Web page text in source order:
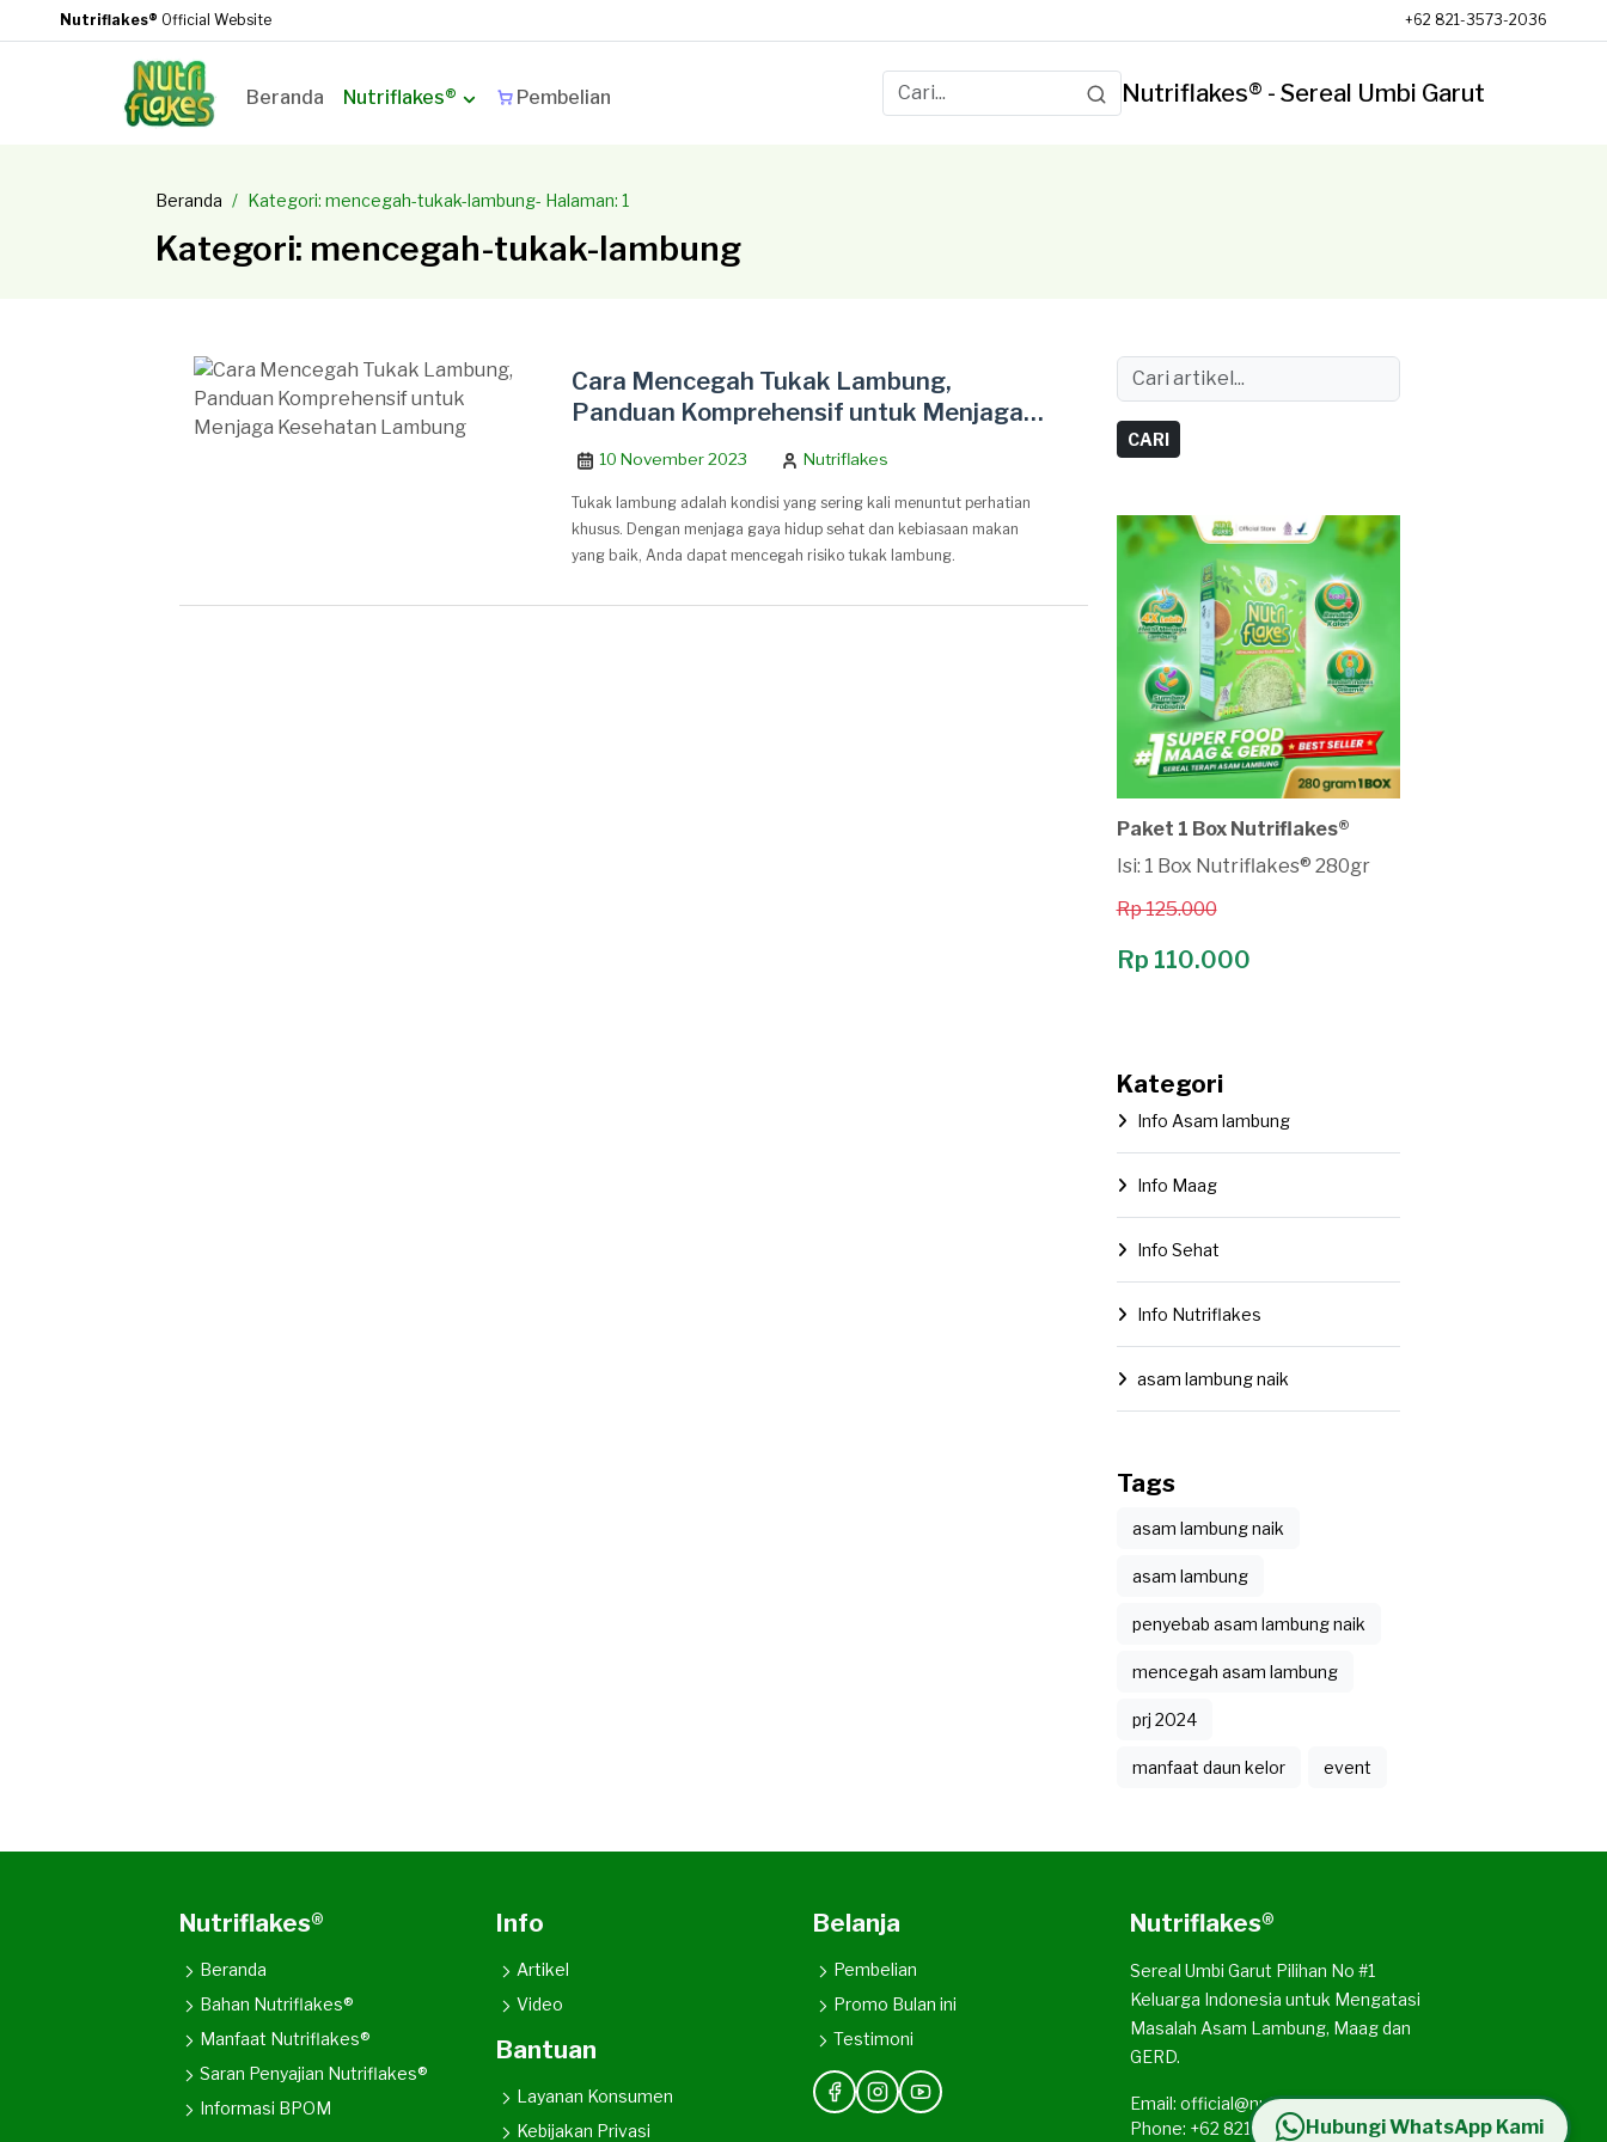
Nutriflakes® Official Website +62 821-3573-2036
Beranda Nutriflakes® Pembelian Nutriflakes® - Sereal Umbi Garut
Beranda Kategori: mencegah-tukak-lambung- Halaman: 1
Kategori: mencegah-tukak-lambung
Cara Mencegah Tukak Lambung,
Panduan Komprehensif untuk Menjaga
10 November 2023 Nutriflakes
Tukak lambung adalah kondisi yang sering kali menuntut perhatian
khusus. Dengan menjaga gaya hidup sehat dan kebiasaan makan
yang baik, Anda dapat mencegah risiko tukak lambung.
CARI
Paket 1 Box Nutriflakes®
Isi: 1 Box Nutriflakes® 280gr
Rp 125.000
Rp 110.000
Kategori
Info Asam lambung
Info Maag
Info Sehat
Info Nutriflakes
asam lambung naik
Tags
asam lambung naik
asam lambung
penyebab asam lambung naik
mencegah asam lambung
prj 2024
manfaat daun kelor event
Hubungi WhatsApp Kami
Nutriflakes®
Beranda
Bahan Nutriflakes®
Manfaat Nutriflakes®
Saran Penyajian Nutriflakes®
Informasi BPOM
Info
Artikel
Video
Bantuan
Layanan Konsumen
Kebijakan Privasi
Belanja
Pembelian
Promo Bulan ini
Testimoni
Nutriflakes®
Sereal Umbi Garut Pilihan No #1
Keluarga Indonesia untuk Mengatasi
Masalah Asam Lambung, Maag dan
GERD.
Email: official@nutriflakes.id
Phone: +62 821-3573-2036